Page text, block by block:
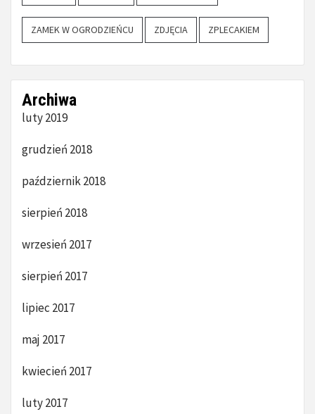
ZAMEK W OGRODZIEŃCU ZDJĘCIA ZPLECAKIEM
Archiwa
luty 2019
grudzień 2018
październik 2018
sierpień 2018
wrzesień 2017
sierpień 2017
lipiec 2017
maj 2017
kwiecień 2017
luty 2017